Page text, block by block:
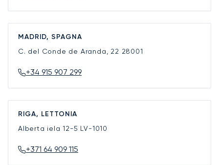
MADRID, SPAGNA
C. del Conde de Aranda, 22 28001
+34 915 907 299
RIGA, LETTONIA
Alberta iela 12-5 LV-1010
+371 64 909 115